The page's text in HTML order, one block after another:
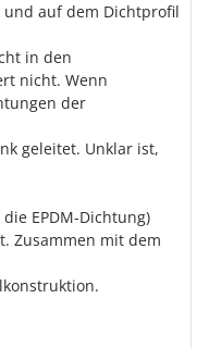
und auf dem Dichtprofil
in den
nicht. Wenn
der
geleitet. Unklar ist,
EPDM-Dichtung)
Zusammen mit dem